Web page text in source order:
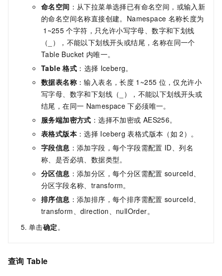
命名空间 ：从下拉菜单选择已有命名空间，或输入新
的命名空间名称直接创建。Namespace 名称长度为
1~255 个字符，只允许小写字母、数字和下划线
（_），不能以下划线开头或结尾，名称在同一个
Table Bucket 内唯一。
Table 格式 ：选择 Iceberg。
数据表名称 ：输入表名，长度 1~255 位，仅允许小
写字母、数字和下划线（_），不能以下划线开头或
结尾，在同一 Namespace 下必须唯一。
服务端加密方式 ：选择不加密或 AES256。
表格式版本 ：选择 Iceberg 表格式版本（如 2）。
字段信息 ：添加字段，每个字段需配置 ID、列名
称、是否必填、数据类型。
分区信息 ：添加分区，每个分区需配置 sourceId、
分区字段名称、transform。
排序信息 ：添加排序，每个排序需配置 sourceId、
transform、direction、nullOrder。
单击确定 。
查询 Table